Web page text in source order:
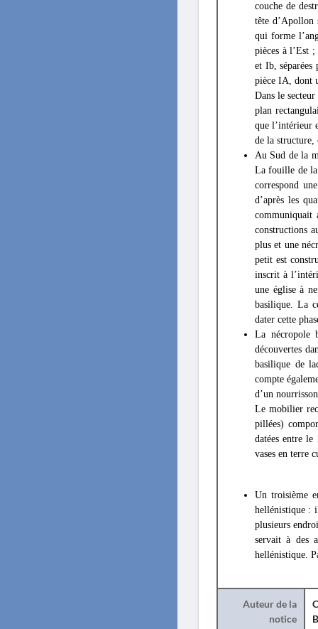
couche de
tête
qui forme
pièces à l’Est
et Ib,
pièce IA, dont
Dans le
plan
que l’intérieur
de la
Au Sud de la
La fouille de la
correspond
d’après les
communiquait
constructions
plus et une
petit est
inscrit à
une église à
basilique. La
dater cette
La nécropole
découvertes
basilique de
compte
d’un
Le mobilier
pillées)
datées entre le
vases en terre
Un troisième
hellénistique :
plusieurs
servait à des
hellénistique.
Auteur de la
notice